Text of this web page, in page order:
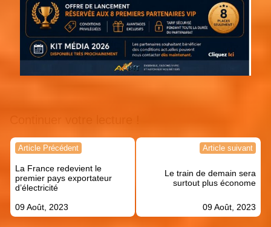
Navigation
l’article
Article Précédent
La France redevient le
premier pays exportateur
d’électricité
09 Août, 2023
Article suivant
Le train de demain sera
surtout plus économe
09 Août, 2023